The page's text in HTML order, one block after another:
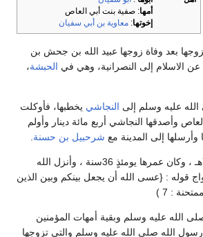
أمها: صفية بنت أبي العاص
إخوتها: معاوية بن أبي سفيان
بعد وفاة زوجها عبيد الله بن جحش بن
عن الاسلام إلى النصرانية، وهي في الحبشة،
عليه وسلم إلى النجاشي يخطبها، فأوكلت
وأصدقها النجاشي أربع مائة دينار وأولم
وأرسلها إلى المدينة مع شرحبيل بن حسنة
تزوجت الرسول سنة 7هـ ، وكان عمرها يومئذٍ 36سنة ، وأنزل الله
قوله : {عسى الله أن يجعل بينكم وبين الذين
: 7 )
الله عليه وسلم وبقية أمهات المؤمنين
رسول الله صلى الله عليه وسلم والتي تزوجها